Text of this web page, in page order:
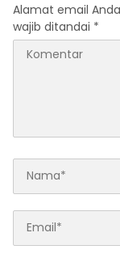
Alamat email
wajib ditandai *